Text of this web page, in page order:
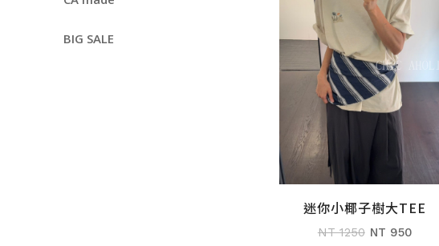
BIG SALE
加入購物車
迷你小椰子樹大TEE
NT 1250 NT 950